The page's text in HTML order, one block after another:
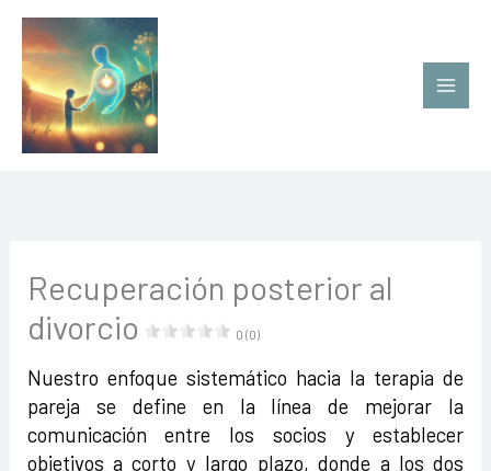
contenido
Recuperación posterior al
divorcio
0 (0)
Nuestro enfoque sistemático hacia la terapia de
pareja se define en la línea de mejorar la
comunicación entre los socios y establecer
objetivos a corto y largo plazo, donde a los dos